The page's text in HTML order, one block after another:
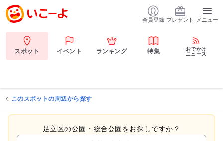
会員登録 プレゼント メニュー
スポット イベント ランキング 特集
おでかけ
ニュース
このスポットの周辺から探す
足立区の公園・総合公園をお探しですか？